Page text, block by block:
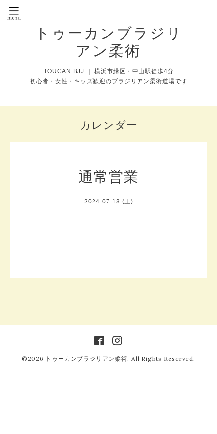
トゥーカンブラジリ
アン柔術
TOUCAN BJJ ｜ 横浜市緑区・中山駅徒歩4分
初心者・女性・キッズ歓迎のブラジリアン柔術道場です
カレンダー
通常営業
2024-07-13 (土)
©2026 トゥーカンブラジリアン柔術. All Rights Reserved.